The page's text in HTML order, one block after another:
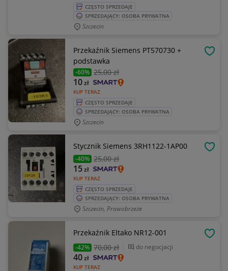
CZĘSTO SPRZEDAJE
SPRZEDAJĄCY: OSOBA PRYWATNA
Szczecin
Przekaźnik Siemens PT570730 +
podstawka
-60% 25,00 zł
KUP TERAZ
10zł
CZĘSTO SPRZEDAJE
SPRZEDAJĄCY: OSOBA PRYWATNA
Szczecin
Stycznik Siemens 3RH1122-1AP00
-40% 25,00 zł
KUP TERAZ
15zł
CZĘSTO SPRZEDAJE
SPRZEDAJĄCY: OSOBA PRYWATNA
Szczecin, Prawobrzeże
Przekaźnik Eltako NR12-001
-42% 70,00 zł do negocjacji
KUP TERAZ
40zł